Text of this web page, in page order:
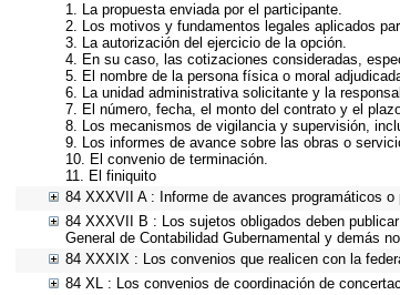
1. La propuesta enviada por el participante.
2. Los motivos y fundamentos legales aplicados
3. La autorización del ejercicio de la opción.
4. En su caso, las cotizaciones consideradas,
5. El nombre de la persona física o moral
6. La unidad administrativa solicitante y la
7. El número, fecha, el monto del contrato y el
8. Los mecanismos de vigilancia y supervisión,
9. Los informes de avance sobre las obras o
10. El convenio de terminación.
11. El finiquito
84 XXXVII A : Informe de avances programáticos
84 XXXVII B : Los sujetos obligados deben
General de Contabilidad Gubernamental y demás
84 XXXIX : Los convenios que realicen con la
84 XL : Los convenios de coordinación de